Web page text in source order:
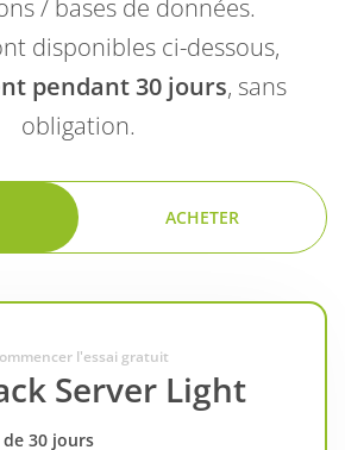
/ bases de données.
disponibles ci-dessous,
pendant 30 jours, sans
obligation.
ACHETER
l'essai gratuit
Server Light
30 jours